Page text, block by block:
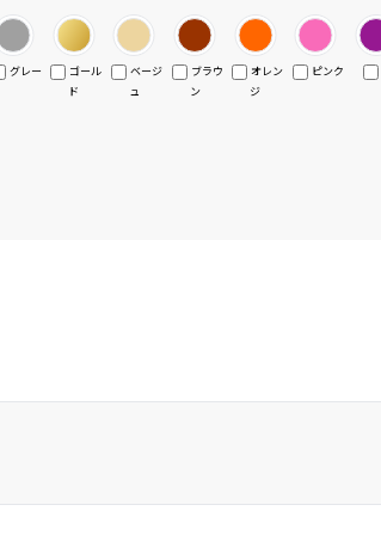
グレー
ゴール
ド
ベージ
ュ
ブラウ
ン
オレン
ジ
ピンク